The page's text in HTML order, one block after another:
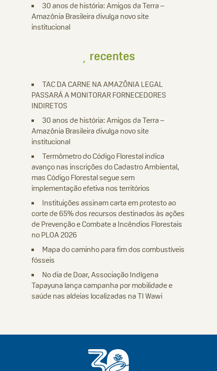
30 anos de história: Amigos da Terra –
Amazônia Brasileira divulga novo site
institucional
recentes
TAC DA CARNE NA AMAZÔNIA LEGAL
PASSARÁ A MONITORAR FORNECEDORES
INDIRETOS
30 anos de história: Amigos da Terra –
Amazônia Brasileira divulga novo site
institucional
Termômetro do Código Florestal indica
avanço nas inscrições do Cadastro Ambiental,
mas Código Florestal segue sem
implementação efetiva nos territórios
Instituições assinam carta em protesto ao
corte de 65% dos recursos destinados às ações
de Prevenção e Combate a Incêndios Florestais
no PLOA 2026
Mapa do caminho para fim dos combustíveis
fósseis
No dia de Doar, Associação Indígena
Tapayuna lança campanha por mobilidade e
saúde nas aldeias localizadas na TI Wawi